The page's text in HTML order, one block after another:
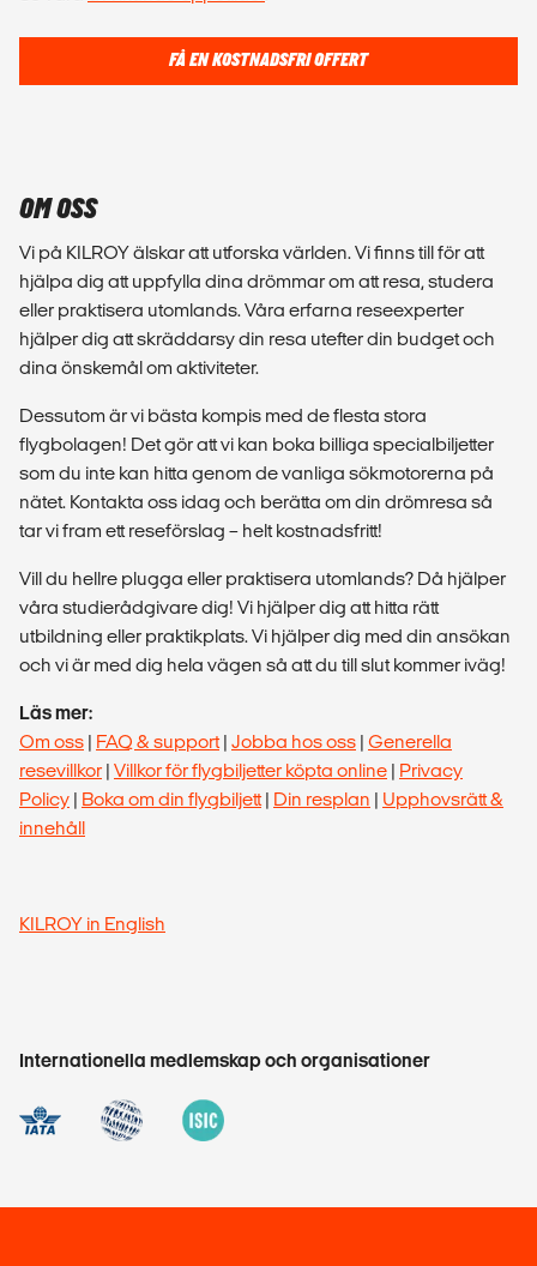
FÅ EN KOSTNADSFRI OFFERT
OM OSS
Vi på KILROY älskar att utforska världen. Vi finns till för att
hjälpa dig att uppfylla dina drömmar om att resa, studera
eller praktisera utomlands. Våra erfarna reseexperter
hjälper dig att skräddarsy din resa utefter din budget och
dina önskemål om aktiviteter.
Dessutom är vi bästa kompis med de flesta stora
flygbolagen! Det gör att vi kan boka billiga specialbiljetter
som du inte kan hitta genom de vanliga sökmotorerna på
nätet. Kontakta oss idag och berätta om din drömresa så
tar vi fram ett reseförslag – helt kostnadsfritt!
Vill du hellre plugga eller praktisera utomlands? Då hjälper
våra studierådgivare dig! Vi hjälper dig att hitta rätt
utbildning eller praktikplats. Vi hjälper dig med din ansökan
och vi är med dig hela vägen så att du till slut kommer iväg!
Läs mer:
Om oss | FAQ & support| Jobba hos oss | Generella
resevillkor | Villkor för flygbiljetter köpta online | Privacy
Policy | Boka om din flygbiljett| Din resplan | Upphovsrätt &
innehåll
KILROY in English
Internationella medlemskap och organisationer